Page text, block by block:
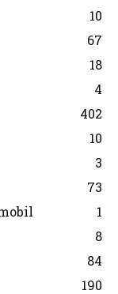
10
67
18
4
402
10
3
73
1
8
84
190